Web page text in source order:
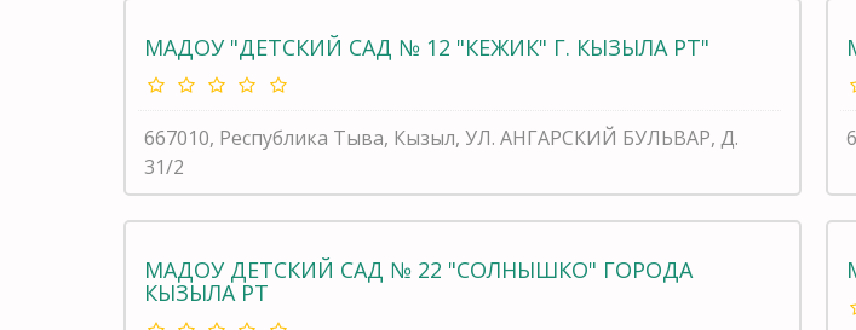
МАДОУ "ДЕТСКИЙ САД № 12 "КЕЖИК" Г. КЫЗЫЛА РТ"
667010, Республика Тыва, Кызыл, УЛ. АНГАРСКИЙ БУЛЬВАР, Д.
31/2
МАДОУ ДЕТСКИЙ САД № 22 "СОЛНЫШКО" ГОРОДА
КЫЗЫЛА РТ